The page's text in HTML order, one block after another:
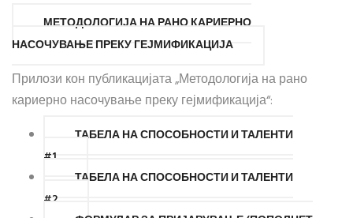
МЕТОДОЛОГИЈА НА РАНО КАРИЕРНО
НАСОЧУВАЊЕ ПРЕКУ ГЕЈМИФИКАЦИЈА
Прилози кон публикацијата „Методологија на рано
кариерно насочување преку гејмификација“:
ТАБЕЛА НА СПОСОБНОСТИ И ТАЛЕНТИ
#1
ТАБЕЛА НА СПОСОБНОСТИ И ТАЛЕНТИ
#2